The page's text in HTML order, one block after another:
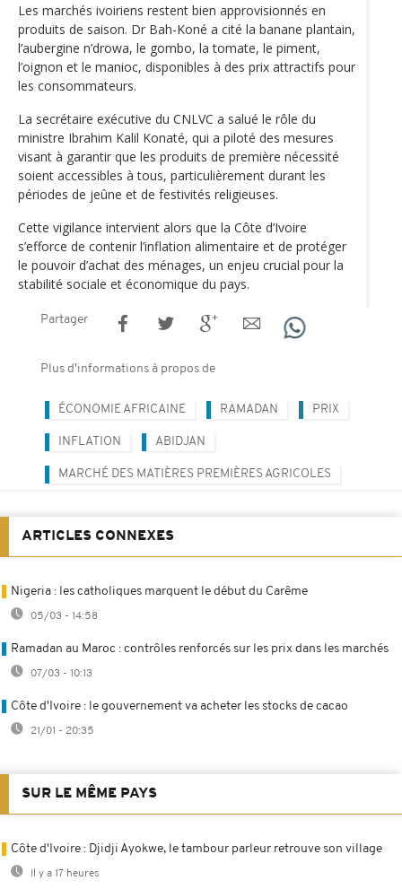
Les marchés ivoiriens restent bien approvisionnés en
produits de saison. Dr Bah-Koné a cité la banane plantain,
l’aubergine n’drowa, le gombo, la tomate, le piment,
l’oignon et le manioc, disponibles à des prix attractifs pour
les consommateurs.
La secrétaire exécutive du CNLVC a salué le rôle du
ministre Ibrahim Kalil Konaté, qui a piloté des mesures
visant à garantir que les produits de première nécessité
soient accessibles à tous, particulièrement durant les
périodes de jeûne et de festivités religieuses.
Cette vigilance intervient alors que la Côte d’Ivoire
s’efforce de contenir l’inflation alimentaire et de protéger
le pouvoir d’achat des ménages, un enjeu crucial pour la
stabilité sociale et économique du pays.
Partager
Plus d'informations à propos de
ÉCONOMIE AFRICAINE RAMADAN PRIX
INFLATION ABIDJAN
MARCHÉ DES MATIÈRES PREMIÈRES AGRICOLES
ARTICLES CONNEXES
Nigeria : les catholiques marquent le début du Carême
05/03 - 14:58
Ramadan au Maroc : contrôles renforcés sur les prix dans les marchés
07/03 - 10:13
Côte d'Ivoire : le gouvernement va acheter les stocks de cacao
21/01 - 20:35
SUR LE MÊME PAYS
Côte d'Ivoire : Djidji Ayokwe, le tambour parleur retrouve son village
Il y a 17 heures